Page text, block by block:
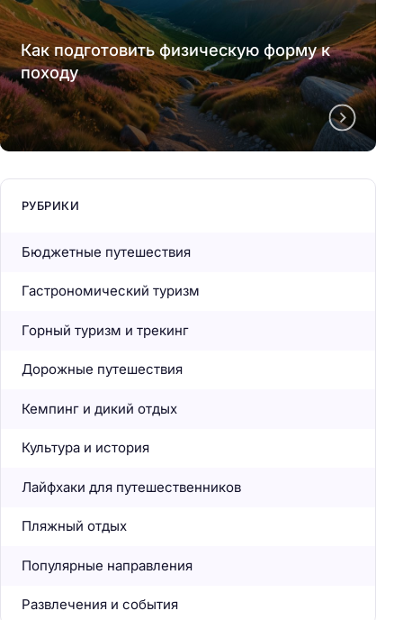
Как подготовить физическую форму к
походу
РУБРИКИ
Бюджетные путешествия
Гастрономический туризм
Горный туризм и трекинг
Дорожные путешествия
Кемпинг и дикий отдых
Культура и история
Лайфхаки для путешественников
Пляжный отдых
Популярные направления
Развлечения и события